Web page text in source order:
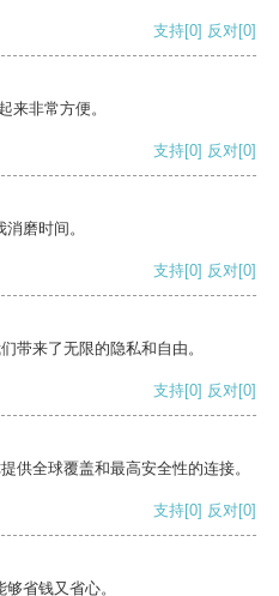
支持[0] 反对[0]
来非常方便。
支持[0] 反对[0]
磨时间。
支持[0] 反对[0]
带来了无限的隐私和自由。
支持[0] 反对[0]
供全球覆盖和最高安全性的连接。
支持[0] 反对[0]
省钱又省心。